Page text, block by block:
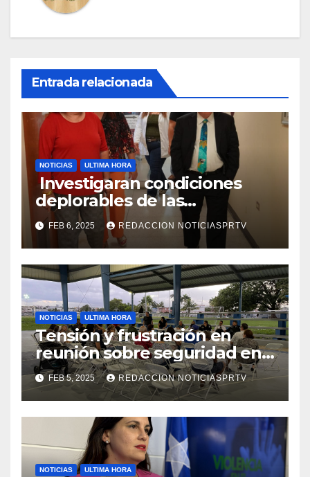
Entrada relacionada
NOTICIAS ULTIMA HORA
Investigaran condiciones
deplorables de las
facilidades el Departamento
de la Salud en Mayagüez
FEB 6, 2025 REDACCION NOTICIASPRTV
NOTICIAS ULTIMA HORA
Tensión y frustración en
reunión sobre seguridad en
Reparto Metropolitano
FEB 5, 2025 REDACCION NOTICIASPRTV
NOTICIAS ULTIMA HORA